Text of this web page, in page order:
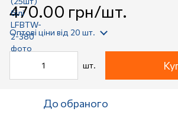
470.00 грн/шт.
Оптові ціни від 20 шт.
шт.
До обраного